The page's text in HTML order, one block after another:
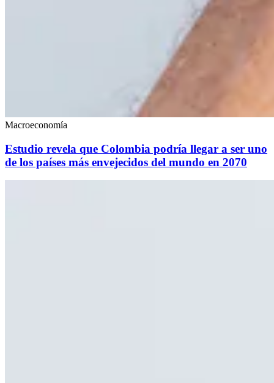
Macroeconomía
Estudio revela que Colombia podría llegar a ser uno
de los países más envejecidos del mundo en 2070